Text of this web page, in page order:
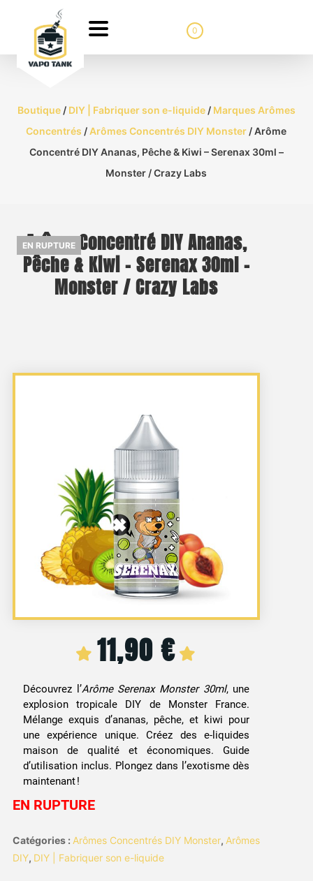
0
Boutique/ DIY | Fabriquer son e-liquide/ Marques Arômes
Concentrés / Arômes Concentrés DIY Monster / Arôme
Concentré DIY Ananas, Pêche & Kiwi – Serenax 30ml –
Monster / Crazy Labs
Arôme Concentré DIY Ananas,
Pêche & Kiwi – Serenax 30ml –
Monster / Crazy Labs
EN RUPTURE
11,90€
Découvrez l’Arôme Serenax Monster 30ml, une
explosion tropicale DIY de Monster France.
Mélange exquis d’ananas, pêche, et kiwi pour
une expérience unique. Créez des e-liquides
maison de qualité et économiques. Guide
d’utilisation inclus. Plongez dans l’exotisme dès
maintenant !
EN RUPTURE
Catégories : Arômes Concentrés DIY Monster, Arômes
DIY, DIY | Fabriquer son e-liquide